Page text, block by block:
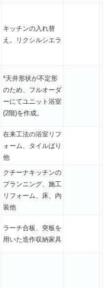
キッチンの入れ替
え。リクシルシエラ
*天井形状が不定形
のため、フルオーダ
ーにてユニット浴室
(2階)を作成。
在来工法の浴室リフ
ォーム、タイルばり
他
クチーナキッチンの
プランニング、施工
リフォーム、床、内
装他
ラーチ合板、突板を
用いた造作収納家具